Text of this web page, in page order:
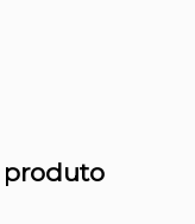
produto